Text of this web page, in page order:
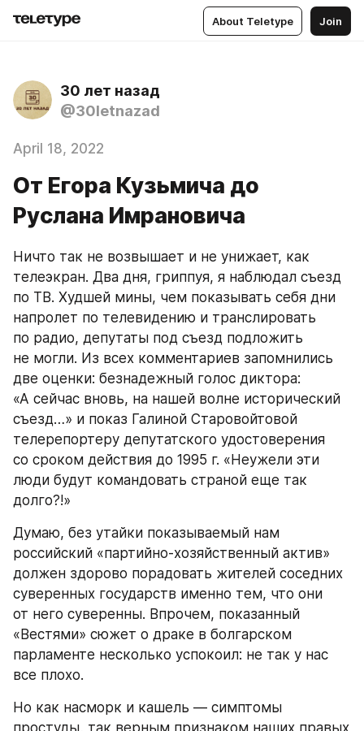
About Teletype Join
30 лет назад
@30letnazad
April 18, 2022
От Егора Кузьмича до
Руслана Имрановича
Ничто так не возвышает и не унижает, как
телеэкран. Два дня, гриппуя, я наблюдал съезд
по ТВ. Худшей мины, чем показывать себя дни
напролет по телевидению и транслировать
по радио, депутаты под съезд подложить
не могли. Из всех комментариев запомнились
две оценки: безнадежный голос диктора:
«А сейчас вновь, на нашей волне исторический
съезд…» и показ Галиной Старовойтовой
телерепортеру депутатского удостоверения
со сроком действия до 1995 г. «Неужели эти
люди будут командовать страной еще так
долго?!»
Думаю, без утайки показываемый нам
российский «партийно-хозяйственный актив»
должен здорово порадовать жителей соседних
суверенных государств именно тем, что они
от него суверенны. Впрочем, показанный
«Вестями» сюжет о драке в болгарском
парламенте несколько успокоил: не так у нас
все плохо.
Но как насморк и кашель — симптомы
простуды, так верным признаком наших правых